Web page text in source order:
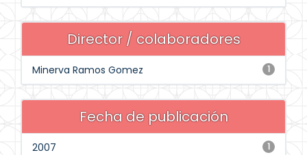
Director / colaboradores
1
Minerva Ramos Gomez
Fecha de publicación
1
2007